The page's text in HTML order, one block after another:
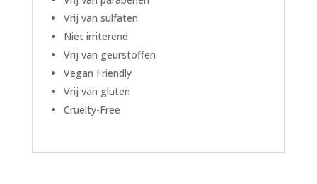
Vrij van sulfaten
Niet irriterend
Vrij van geurstoffen
Vegan Friendly
Vrij van gluten
Cruelty-Free